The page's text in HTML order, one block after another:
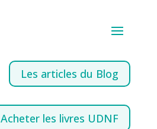
Les articles du Blog
Acheter les livres UDNF